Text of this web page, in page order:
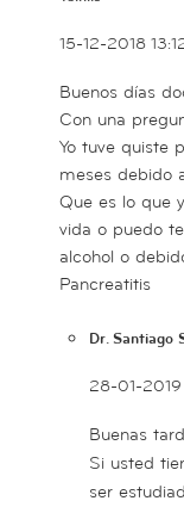
15-12-2018
Buenos días
Con una
Yo tuve quiste
meses debido
Que es lo que
vida o puedo
alcohol o
Pancreatitis
Dr. Santiago
28-01-2019
Buenas
Si usted
ser